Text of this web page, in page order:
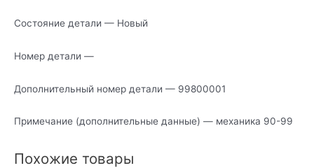
Состояние детали — Новый
Номер детали —
Дополнительный номер детали — 99800001
Примечание (дополнительные данные) — механика 90-99
Похожие товары